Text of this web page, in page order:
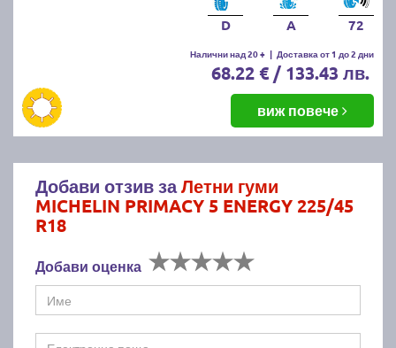
D A 72
Налични над 20 + | Доставка от 1 до 2 дни
68.22 € / 133.43 лв.
виж повече
Добави отзив заЛетни гуми
MICHELIN PRIMACY 5 ENERGY 225/45
R18
Добави оценка